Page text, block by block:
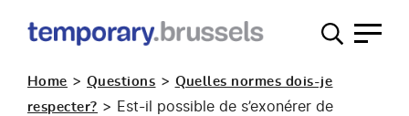
occupation
Home > Questions > Quelles normes dois-je
respecter? > Est-il possible de s’exonérer de